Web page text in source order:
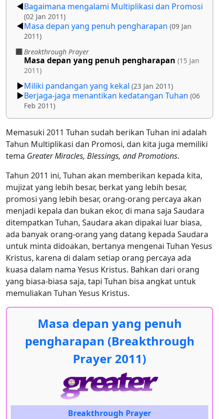
Bagaimana mengalami Multiplikasi dan Promosi
(02 Jan 2011)
Masa depan yang penuh pengharapan (09 Jan
2011)
Breakthrough Prayer
Masa depan yang penuh pengharapan (15 Jan
2011)
Miliki pandangan yang kekal (23 Jan 2011)
Berjaga-jaga menantikan kedatangan Tuhan (06
Feb 2011)
Memasuki 2011 Tuhan sudah berikan Tuhan ini adalah
Tahun Multiplikasi dan Promosi, dan kita juga memiliki
tema Greater Miracles, Blessings, and Promotions.
Tahun 2011 ini, Tuhan akan memberikan kepada kita,
mujizat yang lebih besar, berkat yang lebih besar,
promosi yang lebih besar, orang-orang percaya akan
menjadi kepala dan bukan ekor, di mana saja Saudara
ditempatkan Tuhan, Saudara akan dipakai luar biasa,
ada banyak orang-orang yang datang kepada Saudara
untuk minta didoakan, bertanya mengenai Tuhan Yesus
Kristus, karena di dalam setiap orang percaya ada
kuasa dalam nama Yesus Kristus. Bahkan dari orang
yang biasa-biasa saja, tapi Tuhan bisa angkat untuk
memuliakan Tuhan Yesus Kristus.
Masa depan yang penuh
pengharapan (Breakthrough
Prayer 2011)
Breakthrough Prayer